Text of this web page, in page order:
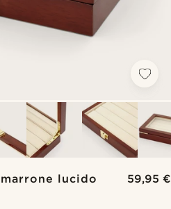
lucido 59,95 €